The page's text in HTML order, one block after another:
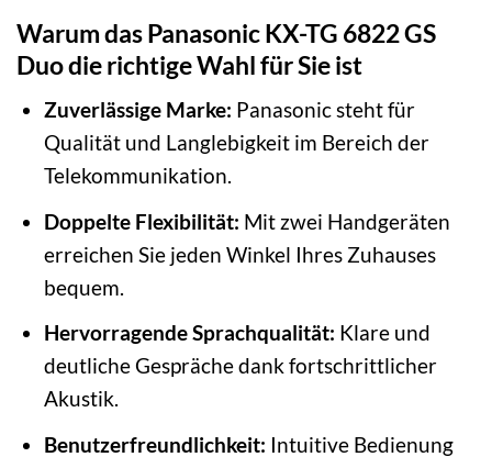
Warum das Panasonic KX-TG 6822 GS
Duo die richtige Wahl für Sie ist
Zuverlässige Marke: Panasonic steht für
Qualität und Langlebigkeit im Bereich der
Telekommunikation.
Doppelte Flexibilität: Mit zwei Handgeräten
erreichen Sie jeden Winkel Ihres Zuhauses
bequem.
Hervorragende Sprachqualität: Klare und
deutliche Gespräche dank fortschrittlicher
Akustik.
Benutzerfreundlichkeit: Intuitive Bedienung